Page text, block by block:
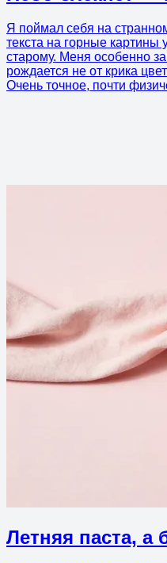
Я поймал себя на
текста на горные картины
старому. Меня особенно
рождается не от крика
Очень точное, почти
Летняя паста, а